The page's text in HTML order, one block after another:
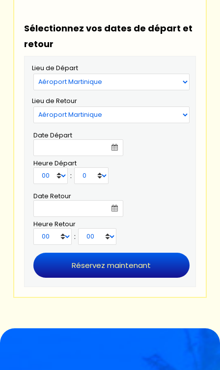
Sélectionnez vos dates de départ et
retour
Lieu de Départ
Lieu de Retour
Date Départ
Heure Départ
:
Date Retour
Heure Retour
: